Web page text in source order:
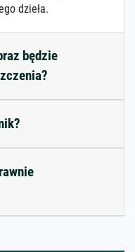
dzieła.
będzie